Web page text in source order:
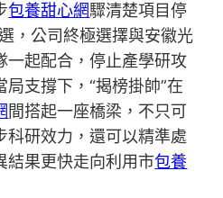
包養甜心網驟清楚項目停
，公司終極選擇與安徽光
一起配合，停止產學研攻
支撐下，“揭榜掛帥”在
間搭起一座橋梁，不只可
科研效力，還可以精準處
結果更快走向利用市包養